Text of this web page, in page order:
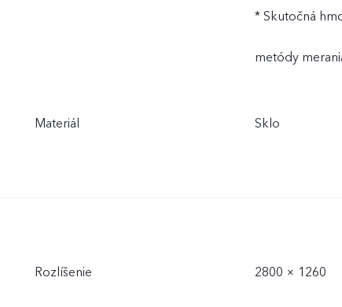
* Skutočná
metódy
Materiál Sklo
Rozlíšenie 2800 × 1260